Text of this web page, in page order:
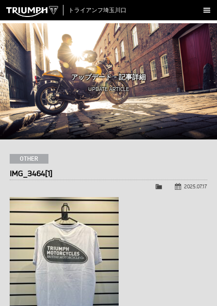
トライアンフ埼玉川口
新車在庫情報
試乗車一覧
認定中古車
アクセサリー
クロージング
アップデート
店舗情報
採用情報
TRIUMPH OFFICIAL SITE
LINE FacebookInstagram
X
アップデート - 記事詳細
UPDATE ARTICLE
OTHER
IMG_3464[1]
2025.07.17